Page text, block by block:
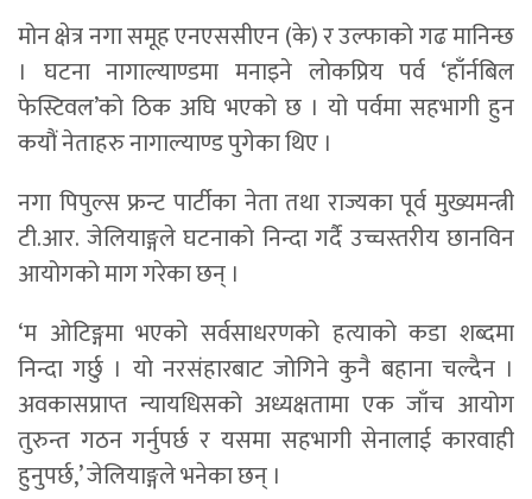
मोन क्षेत्र नगा समूह एनएससीएन (के) र उल्फाको गढ मानिन्छ
। घटना नागाल्याण्डमा मनाइने लोकप्रिय पर्व ‘हाँर्नबिल
फेस्टिवल’को ठिक अघि भएको छ । यो पर्वमा सहभागी हुन
कयौं नेताहरु नागाल्याण्ड पुगेका थिए ।
नगा पिपुल्स फ्रन्ट पार्टीका नेता तथा राज्यका पूर्व मुख्यमन्त्री
टी.आर. जेलियाङ्गले घटनाको निन्दा गर्दै उच्चस्तरीय छानविन
आयोगको माग गरेका छन् ।
‘म ओटिङ्गमा भएको सर्वसाधरणको हत्याको कडा शब्दमा
निन्दा गर्छु । यो नरसंहारबाट जोगिने कुनै बहाना चल्दैन ।
अवकासप्राप्त न्यायधिसको अध्यक्षतामा एक जाँच आयोग
तुरुन्त गठन गर्नुपर्छ र यसमा सहभागी सेनालाई कारवाही
हुनुपर्छ,’ जेलियाङ्गले भनेका छन् ।